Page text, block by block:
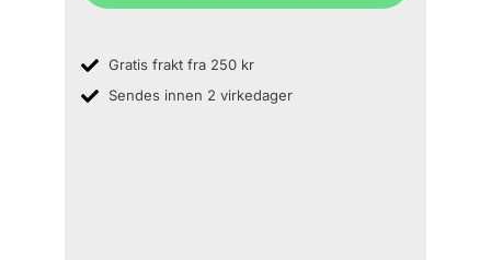
Gratis frakt fra 250 kr
Sendes innen 2 virkedager